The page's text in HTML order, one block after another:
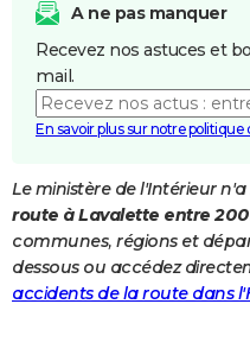
Destinations
City break
Voyage nature
Voyage de noces
Forum
Climat
PHOTO
GUIDES D'ACHAT
BONS PLANS
Carte de Noël
Carte Bonne année
Carte Saint-Valentin
Carte Pâques
Carte d'anniversaire
DICTIONNAIRE
Dictionnaire
Biographies
Citations
Expressions
Proverbes
PROGRAMME TV
A ne pas manquer
Recevez nos astuces et
mail.
En savoir plus sur notre
Le ministère de l'Intérieur
route à Lavalette entre
communes, régions et
dessous ou accédez
accidents de la route dans